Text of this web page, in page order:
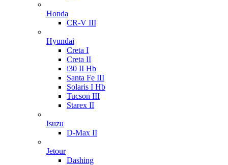
Honda
CR-V III
Hyundai
Creta I
Creta II
i30 II Hb
Santa Fe III
Solaris I Hb
Tucson III
Starex II
Isuzu
D-Max II
Jetour
Dashing